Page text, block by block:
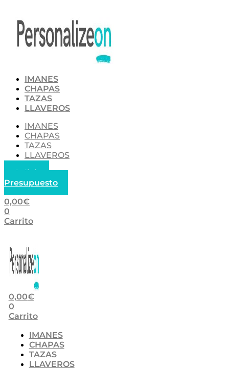
contenido
IMANES
CHAPAS
TAZAS
LLAVEROS
IMANES
CHAPAS
TAZAS
LLAVEROS
Solicitar
Presupuesto
0,00€
0
Carrito
0,00€
0
Carrito
IMANES
CHAPAS
TAZAS
LLAVEROS